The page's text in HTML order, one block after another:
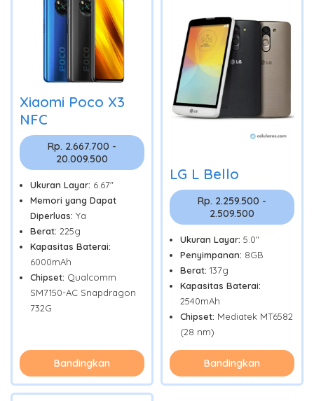
Xiaomi Poco X3
NFC
Rp. 2.667.700 -
20.009.500
Ukuran Layar: 6.67"
Memori yang Dapat
Diperluas: Ya
Berat: 225g
Kapasitas Baterai:
6000mAh
Chipset: Qualcomm
SM7150-AC Snapdragon
732G
Bandingkan
LG L Bello
Rp. 2.259.500 -
2.509.500
Ukuran Layar: 5.0"
Penyimpanan: 8GB
Berat: 137g
Kapasitas Baterai:
2540mAh
Chipset: Mediatek MT6582
(28 nm)
Bandingkan